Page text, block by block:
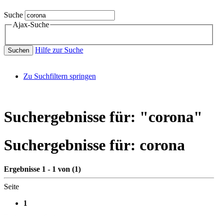
Suche
Ajax-Suche
Suchen Hilfe zur Suche
Zu Suchfiltern springen
Suchergebnisse für: "corona"
Suchergebnisse für: corona
Ergebnisse 1 - 1 von (1)
Seite
1